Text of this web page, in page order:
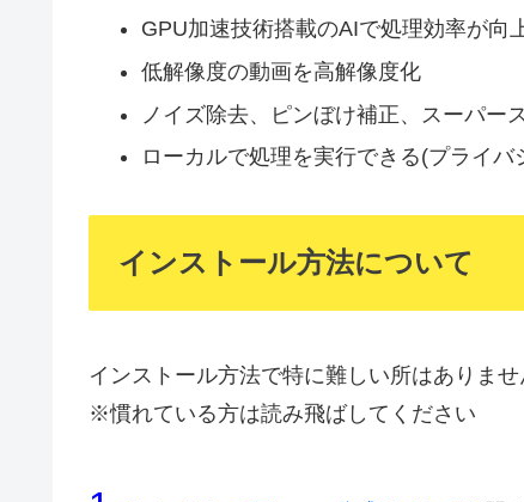
GPU加速技術搭載のAIで処理効率が向
低解像度の動画を高解像度化
ノイズ除去、ピンぼけ補正、スーパー
ローカルで処理を実行できる(プライバ
インストール方法について
インストール方法で特に難しい所はありま
※慣れている方は読み飛ばしてください